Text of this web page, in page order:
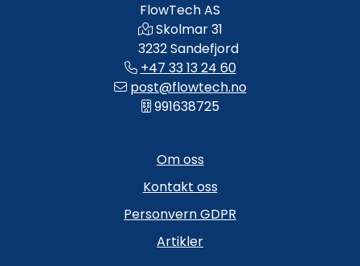
FlowTech AS
Skolmar 31
3232 Sandefjord
+47 33 13 24 60
post@flowtech.no
991638725
Om oss
Kontakt oss
Personvern GDPR
Artikler